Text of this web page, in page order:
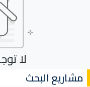
لا
مشاريع البحث